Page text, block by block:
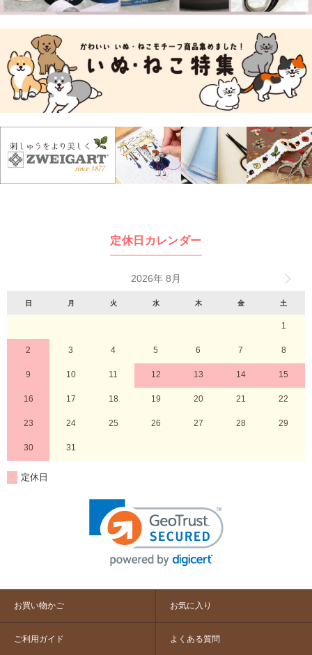
定休日カレンダー
2026年 8月
日 月 火 水 木 金 土
1
2 3 4 5 6 7 8
9 10 11 12 13 14 15
16 17 18 19 20 21 22
23 24 25 26 27 28 29
30 31
定休日
お買い物かご お気に入り
ご利用ガイド よくある質問